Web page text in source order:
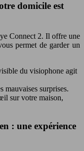
domicile est
Connect 2. Il offre une
permet de garder un
du visiophone agit
mauvaises surprises.
sur votre maison,
: une expérience